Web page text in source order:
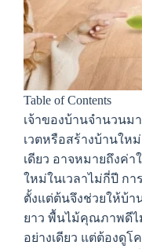
Table of
เจ้าของบ้านจำนวนม
เวตหรือสร้างบ้านให
เดียว อาจหมายถึงค่
ใหม่ในเวลาไม่กี่ปี ก
ตั้งแต่ต้นจึงช่วยให้บ้า
ยาว พื้นไม้คุณภาพดีไ
อย่างเดียว แต่ต้องดูโ